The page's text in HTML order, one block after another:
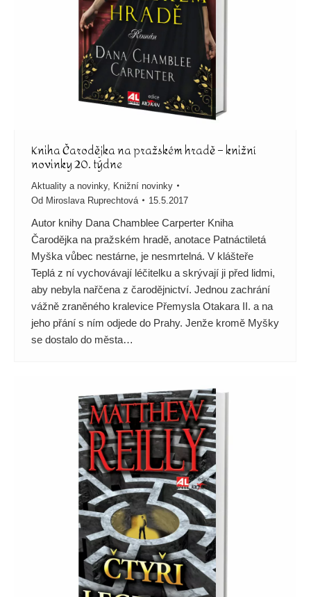
Kniha Čarodějka na pražském hradě – knižní
novinky 20. týdne
Aktuality a novinky, Knižní novinky
Od Miroslava Ruprechtová 15.5.2017
Autor knihy Dana Chamblee Carperter Kniha
Čarodějka na pražském hradě, anotace Patnáctiletá
Myška vůbec nestárne, je nesmrtelná. V klášteře
Teplá z ní vychovávají léčitelku a skrývají ji před lidmi,
aby nebyla nařčena z čarodějnictví. Jednou zachrání
vážně zraněného kralevice Přemysla Otakara II. a na
jeho přání s ním odjede do Prahy. Jenže kromě Myšky
se dostalo do města…